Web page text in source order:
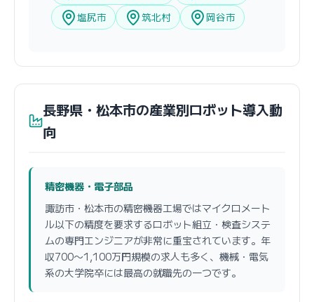
塩尻市
筑北村 岡谷市
長野県・松本市の産業別ロボット導入動
向
精密機器・電子部品
諏訪市・松本市の精密機器工場ではマイクロメート
ル以下の精度を要求するロボット組立・検査システ
ムの専門エンジニアが非常に重宝されています。年
収700〜1,100万円規模の求人も多く、機械・電気
系の大学院卒には最高の就職先の一つです。